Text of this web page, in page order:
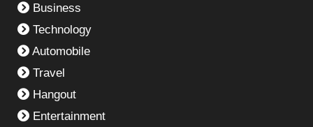
Business
Technology
Automobile
Travel
Hangout
Entertainment